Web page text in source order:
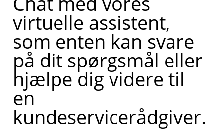
virtuelle assistent,
som enten kan svare
på dit spørgsmål eller
hjælpe dig videre til
en
kundeservicerådgiver.